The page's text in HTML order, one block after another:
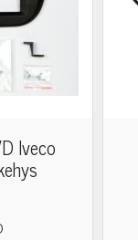
Iveco